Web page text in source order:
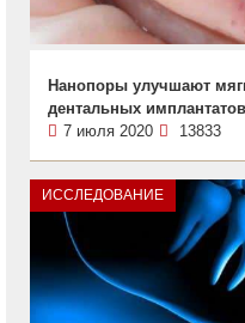
Нанопоры улучшают
дентальных имплантатов
7 июля 2020
13833
ИССЛЕДОВАНИЕ